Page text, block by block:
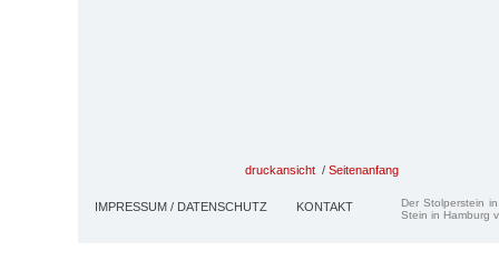
druckansicht / Seitenanfang
IMPRESSUM / DATENSCHUTZ KONTAKT
Der Stolperstein
Stein in Hamburg